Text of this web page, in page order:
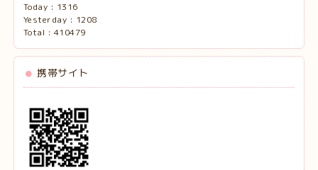
Today : 1316
Yesterday : 1208
Total : 410479
携帯サイト